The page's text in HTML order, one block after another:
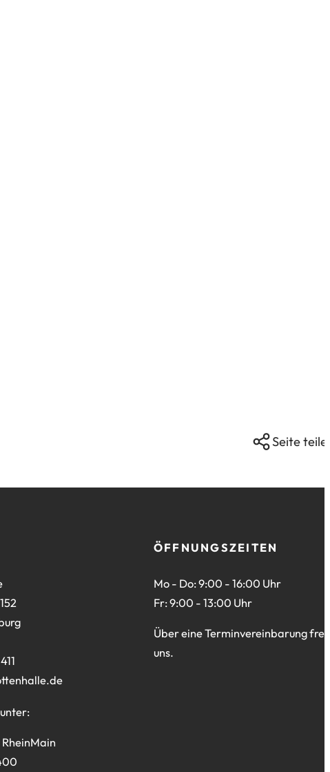
Seite
de
ÖFFNUNGSZEITEN
Mo - Do: 9:00 - 16:00 Uhr
Fr: 9:00 - 13:00 Uhr
Über eine Terminvereinbarung
uns.